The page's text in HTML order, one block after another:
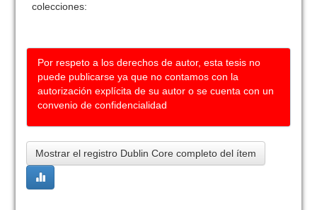
colecciones:
Por respeto a los derechos de autor, esta tesis no
puede publicarse ya que no contamos con la
autorización explícita de su autor o se cuenta con un
convenio de confidencialidad
Mostrar el registro Dublin Core completo del ítem